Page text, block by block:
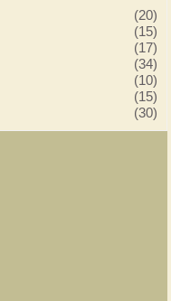
(20)
(15)
(17)
(34)
(10)
(15)
(30)